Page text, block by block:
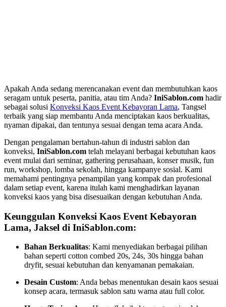
Apakah Anda sedang merencanakan event dan membutuhkan kaos
seragam untuk peserta, panitia, atau tim Anda? IniSablon.com hadir
sebagai solusi Konveksi Kaos Event Kebayoran Lama, Tangsel
terbaik yang siap membantu Anda menciptakan kaos berkualitas,
nyaman dipakai, dan tentunya sesuai dengan tema acara Anda.
Dengan pengalaman bertahun-tahun di industri sablon dan
konveksi, IniSablon.com telah melayani berbagai kebutuhan kaos
event mulai dari seminar, gathering perusahaan, konser musik, fun
run, workshop, lomba sekolah, hingga kampanye sosial. Kami
memahami pentingnya penampilan yang kompak dan profesional
dalam setiap event, karena itulah kami menghadirkan layanan
konveksi kaos yang bisa disesuaikan dengan kebutuhan Anda.
Keunggulan Konveksi Kaos Event Kebayoran
Lama, Jaksel di IniSablon.com:
Bahan Berkualitas: Kami menyediakan berbagai pilihan
bahan seperti cotton combed 20s, 24s, 30s hingga bahan
dryfit, sesuai kebutuhan dan kenyamanan pemakaian.
Desain Custom: Anda bebas menentukan desain kaos sesuai
konsep acara, termasuk sablon satu warna atau full color.